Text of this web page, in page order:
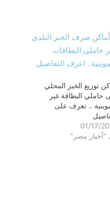
توزيع الخبز المحلي
حاملي البطاقة غير
.. تعرف على
01/17/
"أخبار مصر"